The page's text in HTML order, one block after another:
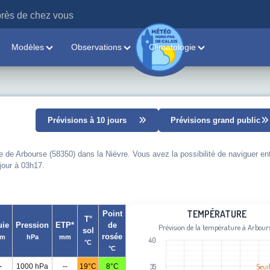
de chez vous
Modèles Observations Climatologie
Prévisions à 10 jours Prévisions grand public
Arbourse (58350) dans la Nièvre. Vous avez la possibilité de naviguer
à 03h17.
Pression
hPa
ETP*
mm
T°
sol
°C
Point
de
rosée
°C
1000 hPa -- 19°C 8°C
Line chart with 95 data points.
Prévision de la température à
TEMPÉRATURE
Prévision de la température à
35
40